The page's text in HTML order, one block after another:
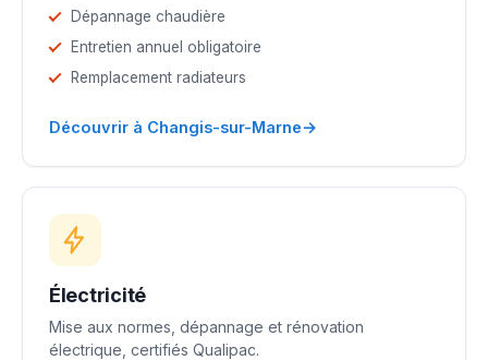
Dépannage chaudière
Entretien annuel obligatoire
Remplacement radiateurs
Découvrir à Changis-sur-Marne→
Électricité
Mise aux normes, dépannage et rénovation
électrique, certifiés Qualipac.